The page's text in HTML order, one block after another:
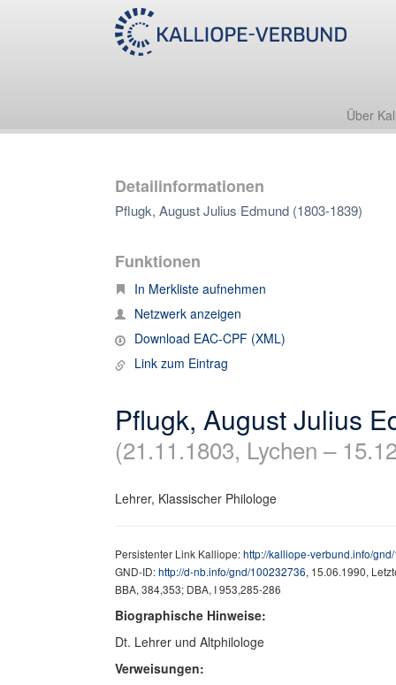
Über
Detailinformationen
Pflugk, August Julius Edmund (1803-1839)
Funktionen
In Merkliste aufnehmen
Netzwerk anzeigen
Download EAC-CPF (XML)
Link zum Eintrag
Pflugk, August Julius
(21.11.1803, Lychen –
Lehrer, Klassischer Philologe
Persistenter Link Kalliope:http://kalliope-verbund.info/
GND-ID:http://d-nb.info/gnd/100232736, 15.06.1990,
BBA, 384,353; DBA, I 953,285-286
Biographische Hinweise:
Dt. Lehrer und Altphilologe
Verweisungen: